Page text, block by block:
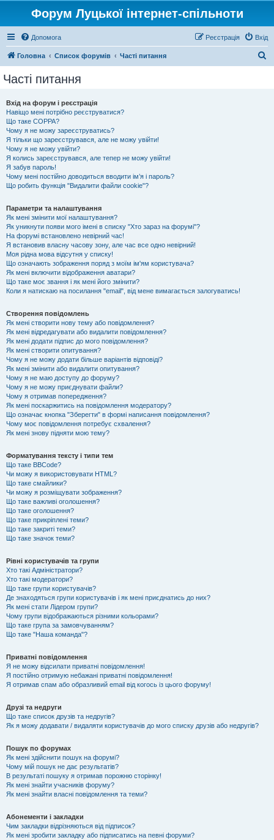
Форум Луцької інтернет-спільноти
Допомога Вхід
Реєстрація
Головна Список форумів Часті питання
Часті питання
Вхід на форум і реєстрація
Навіщо мені потрібно реєструватися?
Що таке COPPA?
Чому я не можу зареєструватись?
Я тільки що зареєструвався, але не можу увійти!
Чому я не можу увійти?
Я колись зареєструвався, але тепер не можу увійти!
Я забув пароль!
Чому мені постійно доводиться вводити ім’я і пароль?
Що робить функція "Видалити файли cookie"?
Параметри та налаштування
Як мені змінити мої налаштування?
Як уникнути появи мого імені в списку "Хто зараз на форумі"?
На форумі встановлено невірний час!
Я встановив власну часову зону, але час все одно невірний!
Моя рідна мова відсутня у списку!
Що означають зображення поряд з моїм ім'ям користувача?
Як мені включити відображення аватари?
Що таке моє звання і як мені його змінити?
Коли я натискаю на посилання "email", від мене вимагається залогуватись!
Створення повідомлень
Як мені створити нову тему або повідомлення?
Як мені відредагувати або видалити повідомлення?
Як мені додати підпис до мого повідомлення?
Як мені створити опитування?
Чому я не можу додати більше варіантів відповіді?
Як мені змінити або видалити опитування?
Чому я не маю доступу до форуму?
Чому я не можу приєднувати файли?
Чому я отримав попередження?
Як мені поскаржитись на повідомлення модератору?
Що означає кнопка "Зберегти" в формі написання повідомлення?
Чому моє повідомлення потребує схвалення?
Як мені знову підняти мою тему?
Форматування тексту і типи тем
Що таке BBCode?
Чи можу я використовувати HTML?
Що таке смайлики?
Чи можу я розміщувати зображення?
Що таке важливі оголошення?
Що таке оголошення?
Що таке прикріплені теми?
Що таке закриті теми?
Що таке значок теми?
Рівні користувачів та групи
Хто такі Адміністратори?
Хто такі модератори?
Що таке групи користувачів?
Де знаходяться групи користувачів і як мені приєднатись до них?
Як мені стати Лідером групи?
Чому групи відображаються різними кольорами?
Що таке група за замовчуванням?
Що таке "Наша команда"?
Приватні повідомлення
Я не можу відсилати приватні повідомлення!
Я постійно отримую небажані приватні повідомлення!
Я отримав спам або образливий email від когось із цього форуму!
Друзі та недруги
Що таке список друзів та недругів?
Як я можу додавати / видаляти користувачів до мого списку друзів або недругів?
Пошук по форумах
Як мені здійснити пошук на форумі?
Чому мій пошук не дає результатів?
В результаті пошуку я отримав порожню сторінку!
Як мені знайти учасників форуму?
Як мені знайти власні повідомлення та теми?
Абонементи і закладки
Чим закладки відрізняються від підписок?
Як мені зробити закладку або підписатись на певні форуми?